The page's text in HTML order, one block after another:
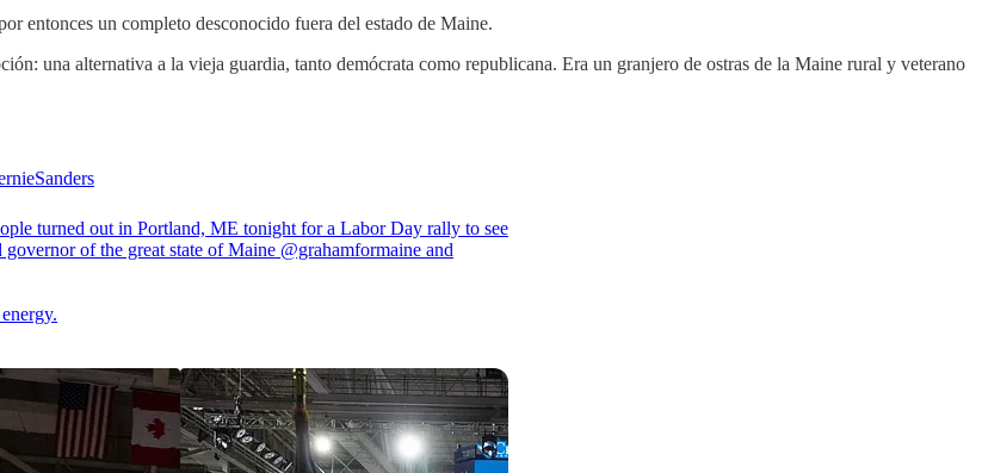
entonces un completo desconocido fuera del estado de Maine.
una alternativa a la vieja guardia, tanto demócrata como republicana. Era un granjero de ostras de la Maine rural y veterano
turned out in Portland, ME tonight for a Labor Day rally to see
governor of the great state of Maine @grahamformaine and